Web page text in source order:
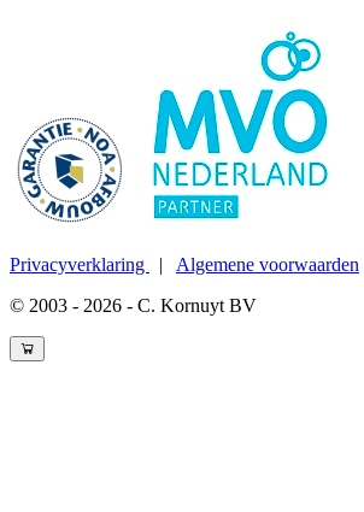
Privacyverklaring | Algemene voorwaarden
© 2003 - 2026 - C. Kornuyt BV